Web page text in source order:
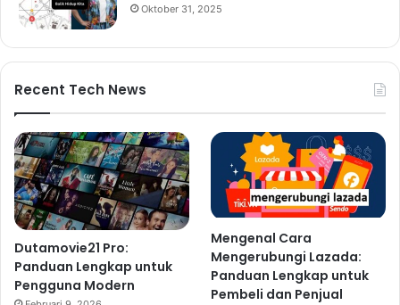
Oktober 31, 2025
Recent Tech News
Dutamovie21 Pro:
Panduan Lengkap untuk
Pengguna Modern
Mengenal Cara
Mengerubungi Lazada:
Panduan Lengkap untuk
Pembeli dan Penjual